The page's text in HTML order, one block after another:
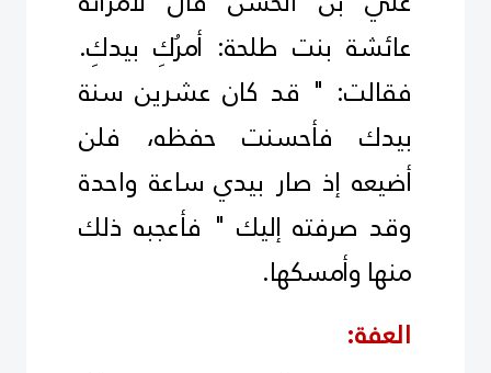
عائشة بنت طلحة‏:‏ أمرُكِ بيدكِ‏.
‏فقالت‏:‏ " قد كان عشرين سنة
بيدك فأحسنت حفظه، فلن
أضيعه إذ صار بيدي ساعة واحدة
وقد صرفته إليك " ‏فأعجبه ذلك
منها وأمسكها.
العفة: